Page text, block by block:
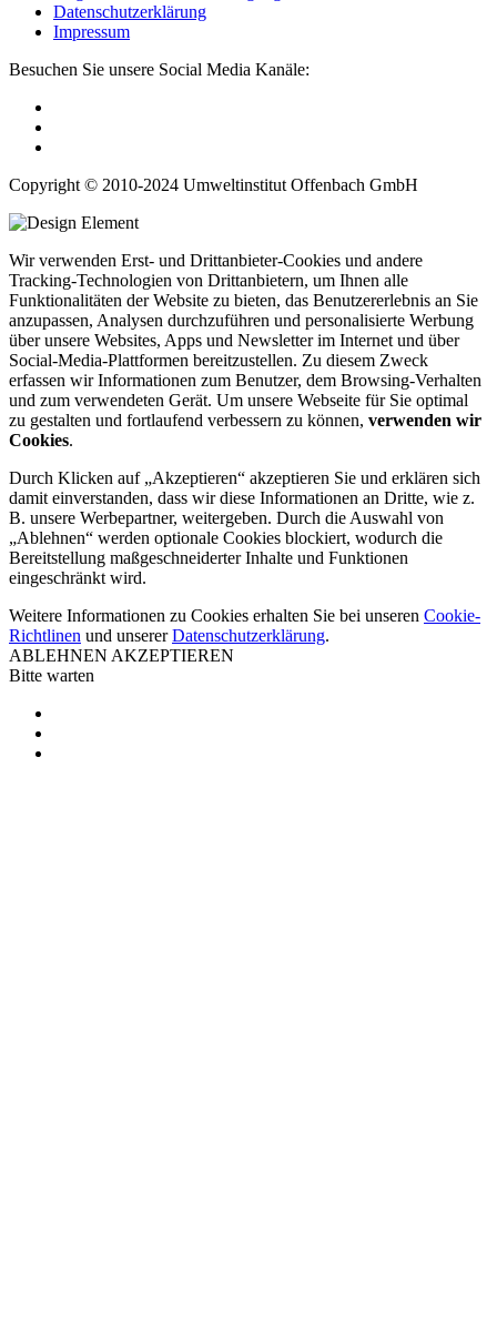
Datenschutzerklärung
Impressum
Besuchen Sie unsere Social Media Kanäle:
Copyright © 2010-2024 Umweltinstitut Offenbach GmbH
Wir verwenden Erst- und Drittanbieter-Cookies und andere
Tracking-Technologien von Drittanbietern, um Ihnen alle
Funktionalitäten der Website zu bieten, das Benutzererlebnis an Sie
anzupassen, Analysen durchzuführen und personalisierte Werbung
über unsere Websites, Apps und Newsletter im Internet und über
Social-Media-Plattformen bereitzustellen. Zu diesem Zweck
erfassen wir Informationen zum Benutzer, dem Browsing-Verhalten
und zum verwendeten Gerät. Um unsere Webseite für Sie optimal
zu gestalten und fortlaufend verbessern zu können, verwenden wir
Cookies.
Durch Klicken auf „Akzeptieren“ akzeptieren Sie und erklären sich
damit einverstanden, dass wir diese Informationen an Dritte, wie z.
B. unsere Werbepartner, weitergeben. Durch die Auswahl von
„Ablehnen“ werden optionale Cookies blockiert, wodurch die
Bereitstellung maßgeschneiderter Inhalte und Funktionen
eingeschränkt wird.
Weitere Informationen zu Cookies erhalten Sie bei unseren Cookie-
Richtlinen und unsererDatenschutzerklärung.
ABLEHNEN AKZEPTIEREN
Bitte warten